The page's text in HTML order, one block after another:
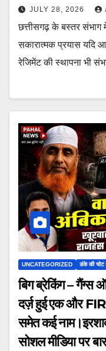
JULY 28, 2026
छत्तीसगढ़ के बस्तर संभाग
सकारात्मक प्रयास यदि
रेजिमेंट की स्थापना भी
UNCATEGORIZED डंके की चोट
बिग ब्रेकिंग – गैंग्स
दर्ज़ हुई एक और
समेत कई
सोशल मीडिया पर